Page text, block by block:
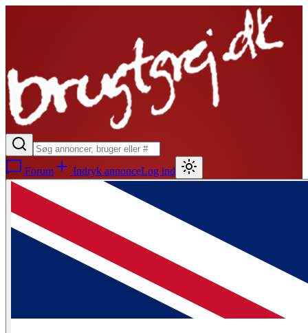
Forum Indryk annonceLog ind